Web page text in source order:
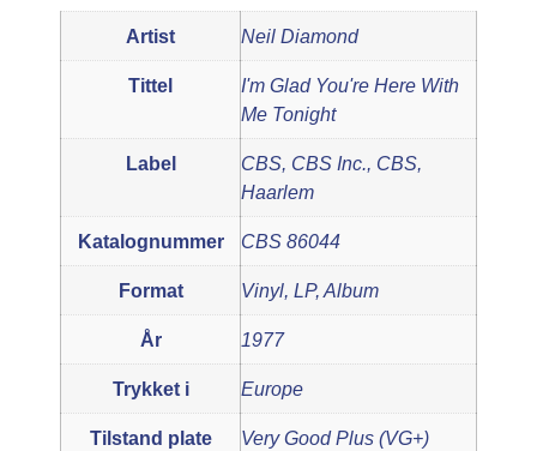
Artist Neil Diamond
Tittel
I'm Glad You're Here With
Me Tonight
Label
CBS, CBS Inc., CBS,
Haarlem
Katalognummer CBS 86044
Format Vinyl, LP, Album
År 1977
Trykket i Europe
Tilstand plate Very Good Plus (VG+)